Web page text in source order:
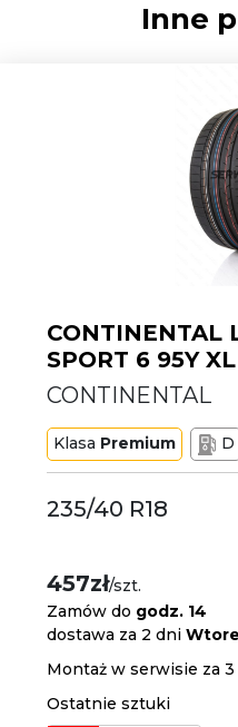
Inne
CONTINENTAL
SPORT 6 95Y
CONTINENTAL
Klasa Premium D
235/40 R18
457zł/szt.
Zamów do godz. 14
dostawa za 2 dni
Montaż w serwisie za
Ostatnie sztuki